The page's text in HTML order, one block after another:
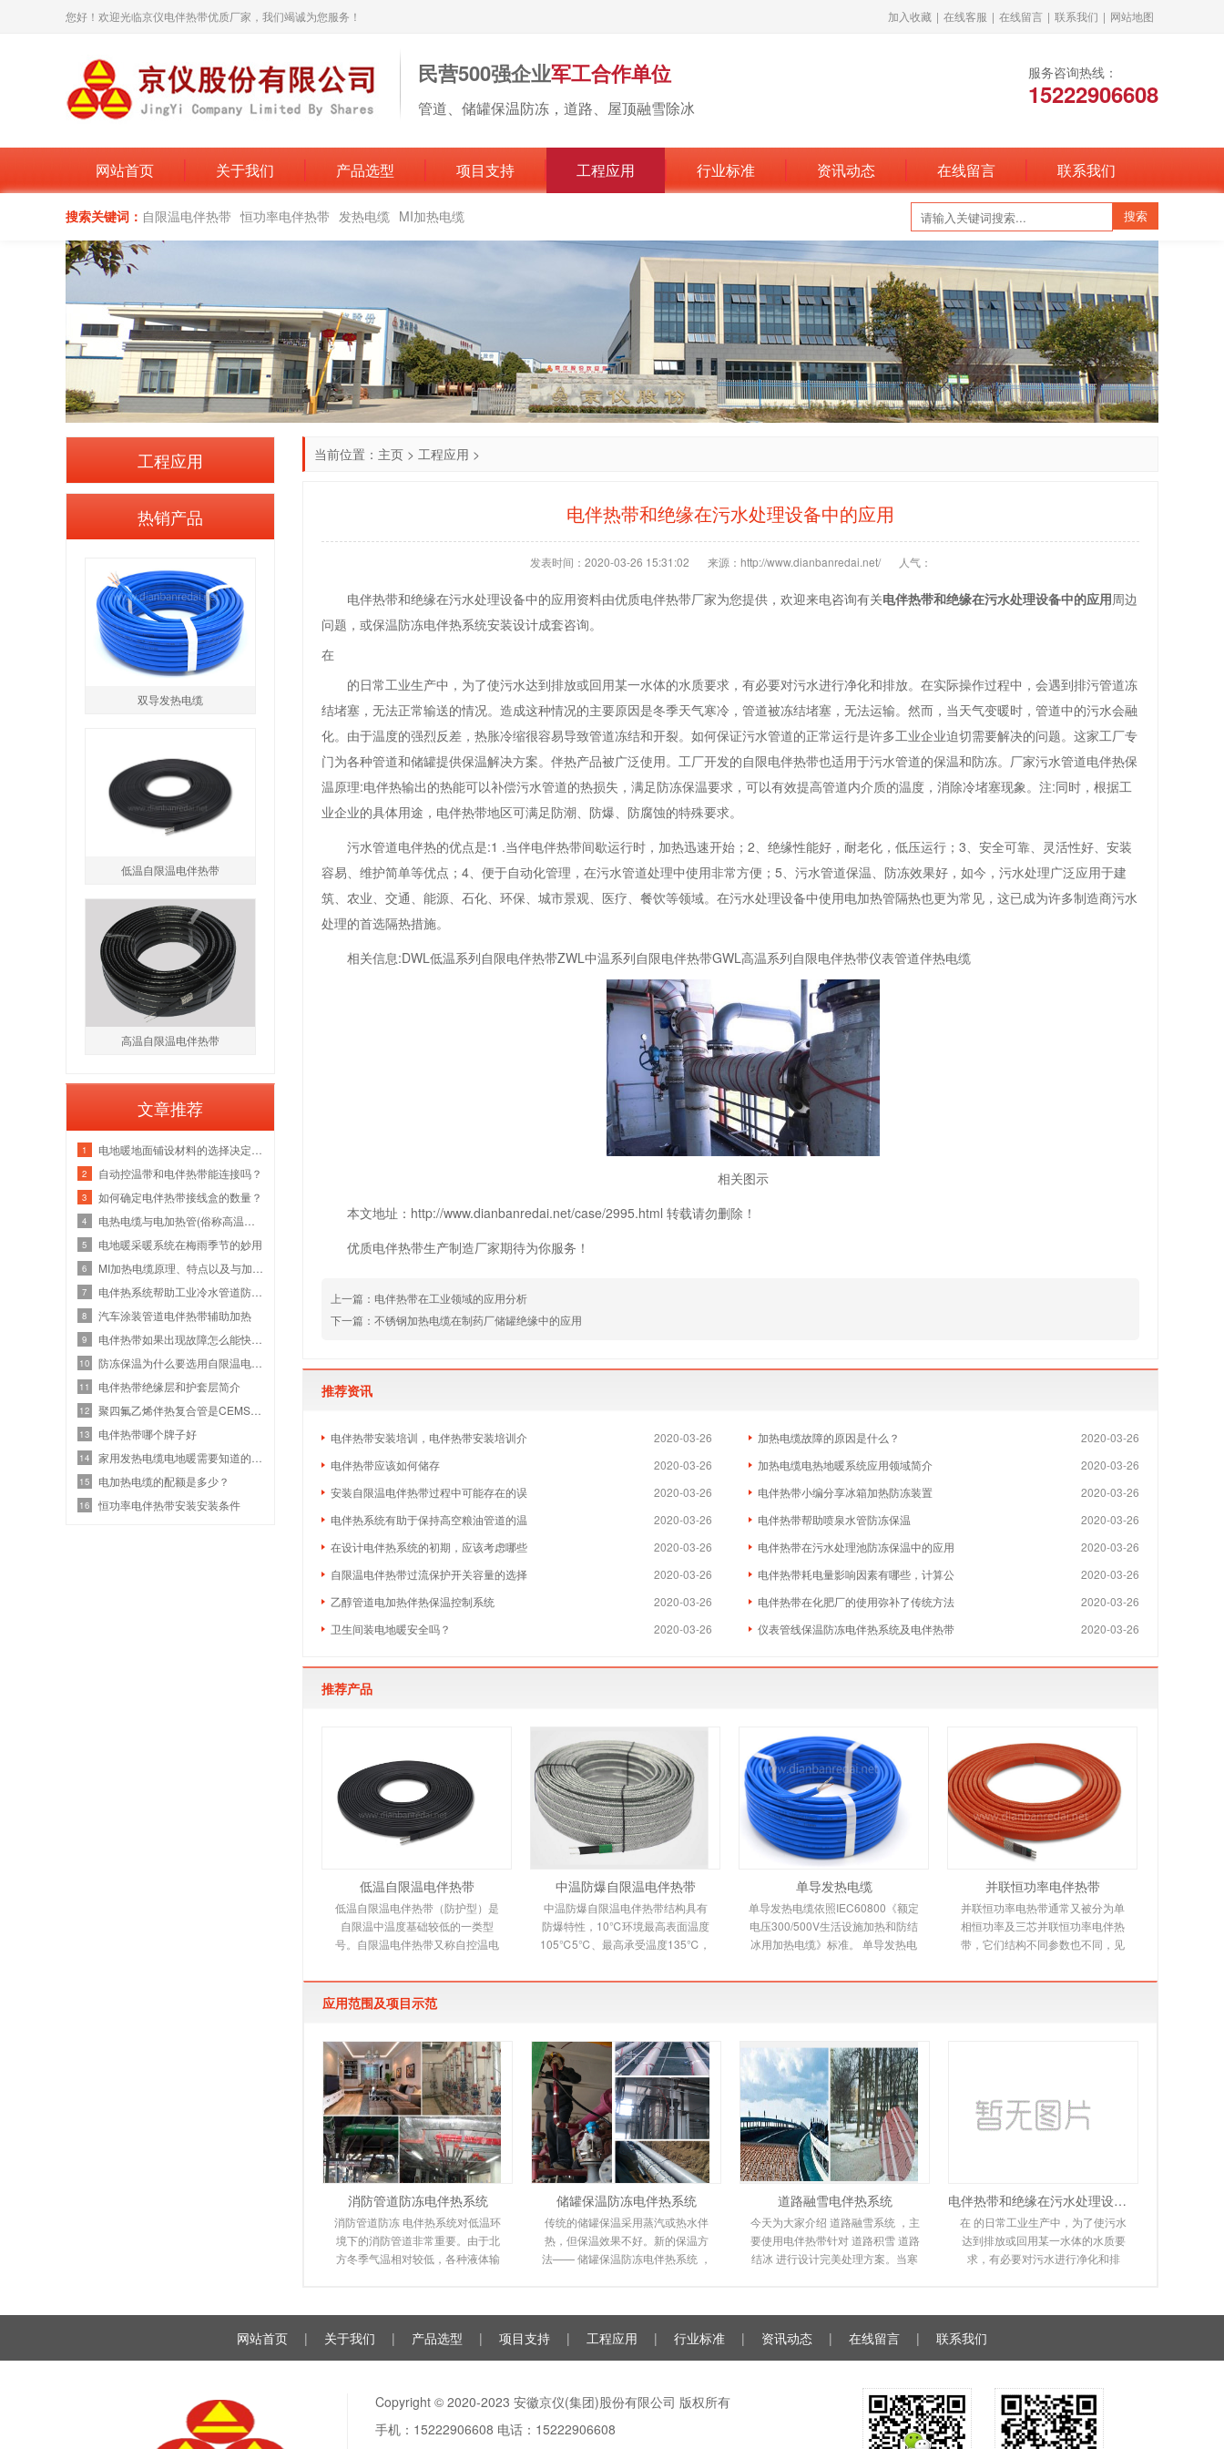
您好！欢迎光临京仪电伴热带优质厂家，我们竭诚为您服务！ 加入收藏 | 在线客服 | 在线留言 | 联系我们 | 网站地图
民营500强企业军工合作单位
管道、储罐保温防冻，道路、屋顶融雪除冰
服务咨询热线：
15222906608
网站首页 关于我们 产品选型 项目支持 工程应用 行业标准 资讯动态 在线留言 联系我们
搜索关键词： 自限温电伴热带 恒功率电伴热带 发热电缆 MI加热电缆
当前位置： 主页 > 工程应用 >
电伴热带和绝缘在污水处理设备中的应用
发表时间：2020-03-26 15:31:02 来源：http://www.dianbanredai.net/ 人气：
电伴热带和绝缘在污水处理设备中的应用资料由优质电伴热带厂家为您提供，欢迎来电咨询有关电伴热带和绝缘在污水处理设备中的应用周边
问题，或保温防冻电伴热系统安装设计成套咨询。
在
的日常工业生产中，为了使污水达到排放或回用某一水体的水质要求，有必要对污水进行净化和排放。在实际操作过程中，会遇到排污管道冻
结堵塞，无法正常输送的情况。造成这种情况的主要原因是冬季天气寒冷，管道被冻结堵塞，无法运输。然而，当天气变暖时，管道中的污水会融
化。由于温度的强烈反差，热胀冷缩很容易导致管道冻结和开裂。如何保证污水管道的正常运行是许多工业企业迫切需要解决的问题。这家工厂专
门为各种管道和储罐提供保温解决方案。伴热产品被广泛使用。工厂开发的自限电伴热带也适用于污水管道的保温和防冻。厂家污水管道电伴热保
温原理:电伴热输出的热能可以补偿污水管道的热损失，满足防冻保温要求，可以有效提高管道内介质的温度，消除冷堵塞现象。注:同时，根据工
业企业的具体用途，电伴热带地区可满足防潮、防爆、防腐蚀的特殊要求。
污水管道电伴热的优点是:1 .当伴电伴热带间歇运行时，加热迅速开始；2、绝缘性能好，耐老化，低压运行；3、安全可靠、灵活性好、安装
容易、维护简单等优点；4、便于自动化管理，在污水管道处理中使用非常方便；5、污水管道保温、防冻效果好，如今，污水处理广泛应用于建
筑、农业、交通、能源、石化、环保、城市景观、医疗、餐饮等领域。在污水处理设备中使用电加热管隔热也更为常见，这已成为许多制造商污水
处理的首选隔热措施。
相关信息:DWL低温系列自限电伴热带ZWL中温系列自限电伴热带GWL高温系列自限电伴热带仪表管道伴热电缆
相关图示
本文地址：http://www.dianbanredai.net/case/2995.html 转载请勿删除！
优质电伴热带生产制造厂家期待为你服务！
上一篇： 电伴热带在工业领域的应用分析
下一篇： 不锈钢加热电缆在制药厂储罐绝缘中的应用
推荐资讯
2020-03-26
电伴热带安装培训，电伴热带安装培训介 2020-03-26
加热电缆故障的原因是什么？
2020-03-26
电伴热带应该如何储存 2020-03-26
加热电缆电热地暖系统应用领域简介
2020-03-26
安装自限温电伴热带过程中可能存在的误 2020-03-26
电伴热带小编分享冰箱加热防冻装置
2020-03-26
电伴热系统有助于保持高空粮油管道的温 2020-03-26
电伴热带帮助喷泉水管防冻保温
2020-03-26
在设计电伴热系统的初期，应该考虑哪些 2020-03-26
电伴热带在污水处理池防冻保温中的应用
2020-03-26
自限温电伴热带过流保护开关容量的选择 2020-03-26
电伴热带耗电量影响因素有哪些，计算公
2020-03-26
乙醇管道电加热伴热保温控制系统 2020-03-26
电伴热带在化肥厂的使用弥补了传统方法
2020-03-26
卫生间装电地暖安全吗？ 2020-03-26
仪表管线保温防冻电伴热系统及电伴热带
推荐产品
低温自限温电伴热带
低温自限温电伴热带（防护型）是
自限温中温度基础较低的一类型
号。自限温电伴热带又称自控温电
电热产品，由高分子
中温防爆自限温电伴热带
中温防爆自限温电伴热带结构具有
防爆特性，10℃环境最高表面温度
105℃5℃、最高承受温度135℃，
带，它是新一代唯一带
单导发热电缆
单导发热电缆依照IEC60800《额定
电压300/500V生活设施加热和防结
冰用加热电缆》标准。 单导发热电
烯绝缘，铝带屏蔽，防
并联恒功率电伴热带
并联恒功率电热带通常又被分为单
相恒功率及三芯并联恒功率电伴热
带，它们结构不同参数也不同，见
是由多个发热节在
应用范围及项目示范
消防管道防冻电伴热系统
消防管道防冻 电伴热系统对低温环
境下的消防管道非常重要。由于北
方冬季气温相对较低，各种液体输
储罐保温防冻电伴热系统
传统的储罐保温采用蒸汽或热水伴
热，但保温效果不好。新的保温方
法—— 储罐保温防冻电伴热系统 ，
道路融雪电伴热系统
今天为大家介绍 道路融雪系统 ，主
要使用电伴热带针对 道路积雪 道路
结冰 进行设计完美处理方案。当寒
电伴热带和绝缘在污水处理设备中的应用
在 的日常工业生产中，为了使污水
达到排放或回用某一水体的水质要
求，有必要对污水进行净化和排
工程应用
热销产品
双导发热电缆
低温自限温电伴热带
高温自限温电伴热带
文章推荐
1
2 自动控温带和电伴热带能连接吗？
3 如何确定电伴热带接线盒的数量？
4
5 电地暖采暖系统在梅雨季节的妙用
6
7
8 汽车涂装管道电伴热带辅助加热
9
10
11 电伴热带绝缘层和护套层简介
12
13 电伴热带哪个牌子好
14
15 电加热电缆的配额是多少？
16 恒功率电伴热带安装安装条件
网站首页 | 关于我们 | 产品选型 | 项目支持 | 工程应用 | 行业标准 | 资讯动态 | 在线留言 | 联系我们
Copyright © 2020-2023 安徽京仪(集团)股份有限公司 版权所有
手机：15222906608 电话：15222906608